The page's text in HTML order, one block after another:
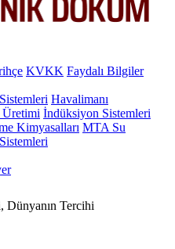
KVKK Faydalı Bilgiler
Havalimanı
İndüksiyon Sistemleri
Kimyasalları MTA Su
Dünyanın Tercihi